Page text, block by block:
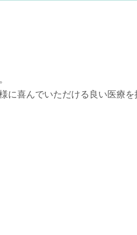
に喜んでいただける良い医療を